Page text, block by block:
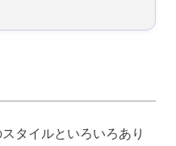
タイルといろいろあり